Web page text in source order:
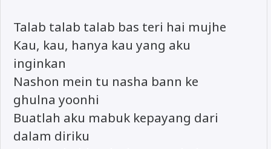
Talab talab talab bas teri hai mujhe
Kau, kau, hanya kau yang aku
inginkan
Nashon mein tu nasha bann ke
ghulna yoonhi
Buatlah aku mabuk kepayang dari
dalam diriku